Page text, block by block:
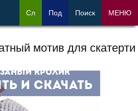
мотив для скатерти
Сл Под Поиск МЕНЮ